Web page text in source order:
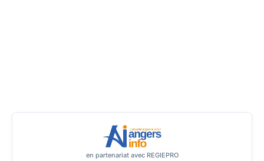
en partenariat avec REGIEPRO